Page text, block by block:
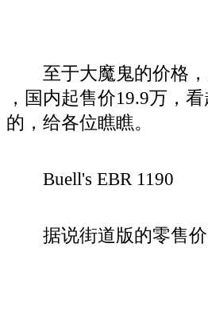
至于大魔鬼的价格，
，国内起售价19.9万，
的，给各位瞧瞧。
Buell's EBR 1190
据说街道版的零售价